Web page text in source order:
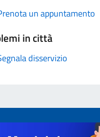
un appuntamento
in città
disservizio